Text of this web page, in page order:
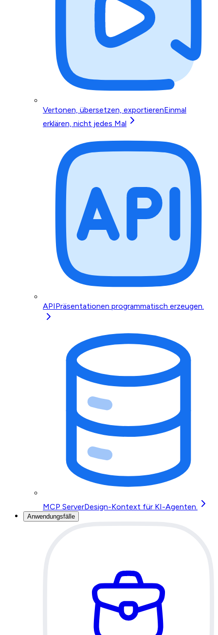
Vertonen, übersetzen, exportierenEinmal
erklären, nicht jedes Mal
APIPräsentationen programmatisch erzeugen.
MCP ServerDesign-Kontext für KI-Agenten.
Anwendungsfälle